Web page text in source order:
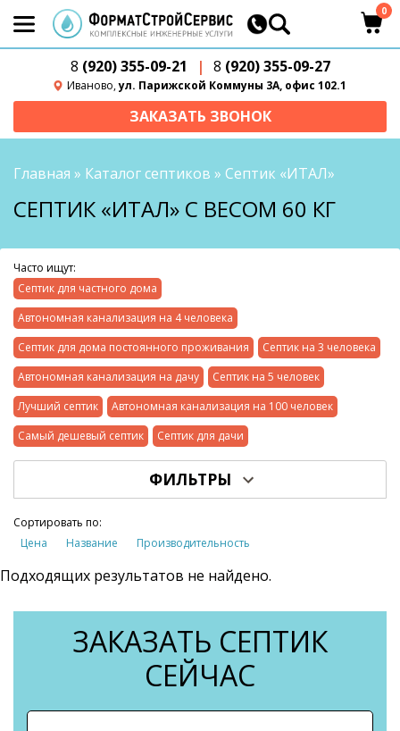
8 (920) 355-09-21 | 8 (920) 355-09-27
Иваново,ул. Парижской Коммуны 3А, офис 102.1
0
ЗАКАЗАТЬ ЗВОНОК
Главная » Каталог септиков » Септик «ИТАЛ»
СЕПТИК «ИТАЛ» С ВЕСОМ 60 КГ
Часто ищут:
Септик для частного дома
Автономная канализация на 4 человека
Септик для дома постоянного проживания
Септик на 3 человека
Автономная канализация на дачу
Септик на 5 человек
Лучший септик
Автономная канализация на 100 человек
Самый дешевый септик
Септик для дачи
ФИЛЬТРЫ
Сортировать по:
Цена
Название Производительность
Подходящих результатов не найдено.
ЗАКАЗАТЬ СЕПТИК
СЕЙЧАС